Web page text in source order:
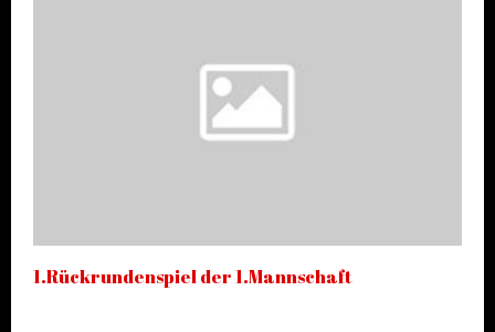
1.Rückrundenspiel der 1.Mannschaft